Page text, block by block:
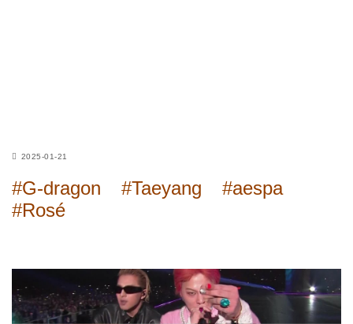
2025-01-21
#G-dragon #Taeyang
#aespa
#Rosé